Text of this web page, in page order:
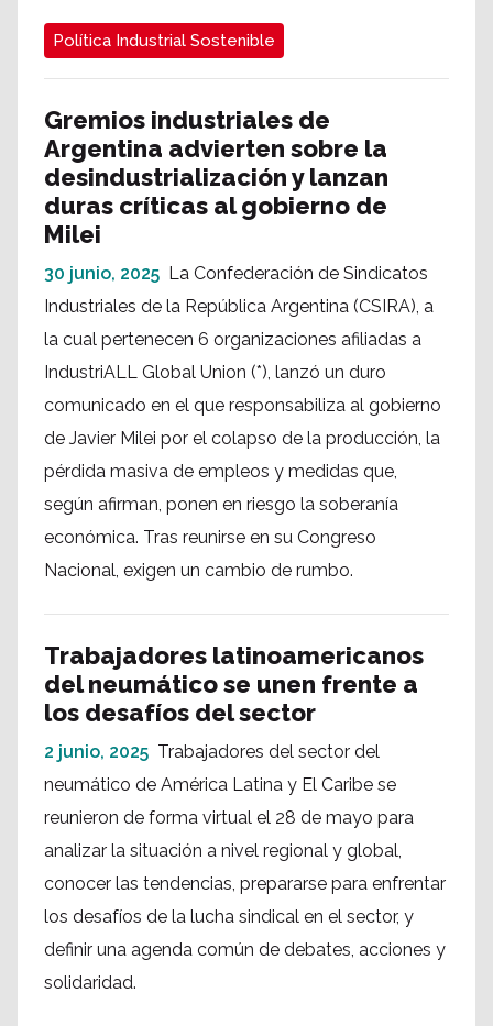
Política Industrial Sostenible
Gremios industriales de
Argentina advierten sobre la
desindustrialización y lanzan
duras críticas al gobierno de
Milei
30 junio, 2025 La Confederación de Sindicatos
Industriales de la República Argentina (CSIRA), a
la cual pertenecen 6 organizaciones afiliadas a
IndustriALL Global Union (*), lanzó un duro
comunicado en el que responsabiliza al gobierno
de Javier Milei por el colapso de la producción, la
pérdida masiva de empleos y medidas que,
según afirman, ponen en riesgo la soberanía
económica. Tras reunirse en su Congreso
Nacional, exigen un cambio de rumbo.
Trabajadores latinoamericanos
del neumático se unen frente a
los desafíos del sector
2 junio, 2025 Trabajadores del sector del
neumático de América Latina y El Caribe se
reunieron de forma virtual el 28 de mayo para
analizar la situación a nivel regional y global,
conocer las tendencias, prepararse para enfrentar
los desafíos de la lucha sindical en el sector, y
definir una agenda común de debates, acciones y
solidaridad.